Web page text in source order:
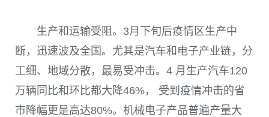
生产和运输受阻。 3月下旬后疫情区生产中
断，迅速波及全国。尤其是汽车和电子产业链，分
工细、地域分散，最易受冲击。 4 月生产汽车120
万辆同比和环比都大降46%， 受到疫情冲击的省
市降幅更是高达80%。机械电子产品普遍产量大